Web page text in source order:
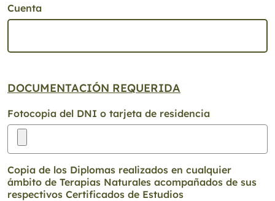
Cuenta
DOCUMENTACIÓN REQUERIDA
Fotocopia del DNI o tarjeta de residencia
Copia de los Diplomas realizados en cualquier
ámbito de Terapias Naturales acompañados de sus
respectivos Certificados de Estudios